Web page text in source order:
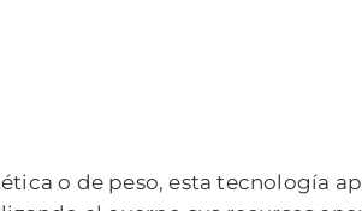
o de peso, esta tecnología